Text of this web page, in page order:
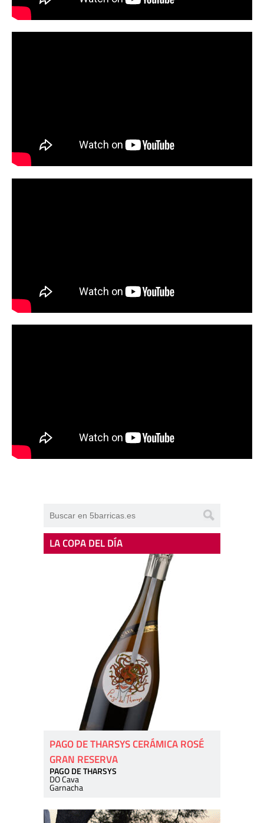
LA COPA DEL DÍA
PAGO DE THARSYS CERÁMICA ROSÉ
GRAN RESERVA
PAGO DE THARSYS
DO Cava
Garnacha